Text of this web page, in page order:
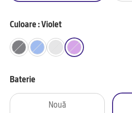
Culoare : Violet
Baterie
Nouă